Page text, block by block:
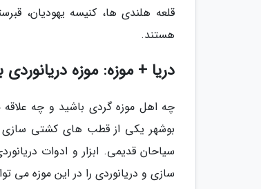
قلعه هلندی ها، کنیسه یهودیان،
هستند.
دریا + موزه: موزه دریانوردی
چه اهل موزه گردی باشید و چه علاقه
بوشهر یکی از قطب های کشتی سازی
سیاحان قدیمی. ابزار و ادوات
سازی و دریانوردی را در این موزه می